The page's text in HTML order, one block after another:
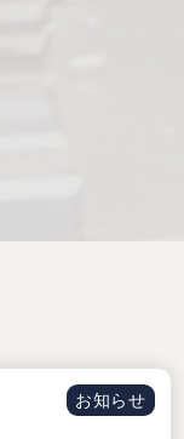
お知らせ